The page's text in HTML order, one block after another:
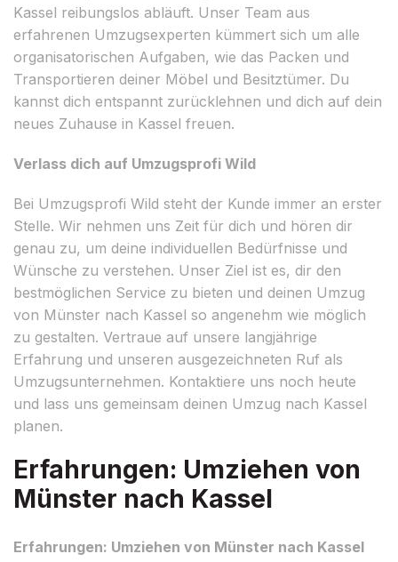
Kassel reibungslos abläuft. Unser Team aus
erfahrenen Umzugsexperten kümmert sich um alle
organisatorischen Aufgaben, wie das Packen und
Transportieren deiner Möbel und Besitztümer. Du
kannst dich entspannt zurücklehnen und dich auf dein
neues Zuhause in Kassel freuen.
Verlass dich auf Umzugsprofi Wild
Bei Umzugsprofi Wild steht der Kunde immer an erster
Stelle. Wir nehmen uns Zeit für dich und hören dir
genau zu, um deine individuellen Bedürfnisse und
Wünsche zu verstehen. Unser Ziel ist es, dir den
bestmöglichen Service zu bieten und deinen Umzug
von Münster nach Kassel so angenehm wie möglich
zu gestalten. Vertraue auf unsere langjährige
Erfahrung und unseren ausgezeichneten Ruf als
Umzugsunternehmen. Kontaktiere uns noch heute
und lass uns gemeinsam deinen Umzug nach Kassel
planen.
Erfahrungen: Umziehen von
Münster nach Kassel
Erfahrungen: Umziehen von Münster nach Kassel